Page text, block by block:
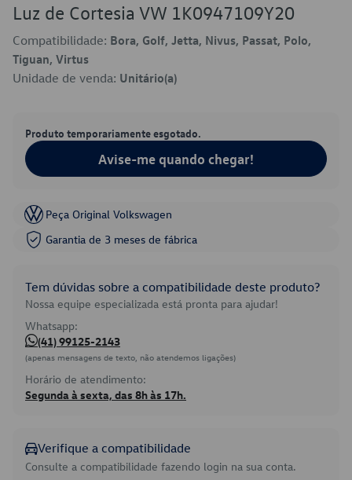
Luz de Cortesia VW 1K0947109Y20
Compatibilidade: Bora, Golf, Jetta, Nivus, Passat, Polo,
Tiguan, Virtus
Unidade de venda: Unitário(a)
Produto temporariamente esgotado.
Avise-me quando chegar!
Peça Original Volkswagen
Garantia de 3 meses de fábrica
Tem dúvidas sobre a compatibilidade deste produto?
Nossa equipe especializada está pronta para ajudar!
Whatsapp:
(41) 99125-2143
(apenas mensagens de texto, não atendemos ligações)
Horário de atendimento:
Segunda à sexta, das 8h às 17h.
Verifique a compatibilidade
Consulte a compatibilidade fazendo login na sua conta.